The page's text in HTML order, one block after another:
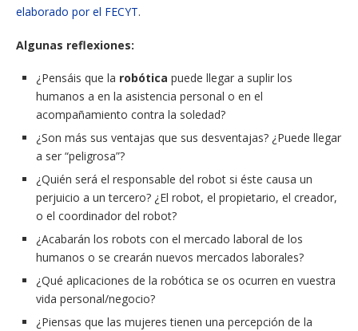
elaborado por el FECYT.
Algunas reflexiones:
¿Pensáis que la robótica puede llegar a suplir los
humanos a en la asistencia personal o en el
acompañamiento contra la soledad?
¿Son más sus ventajas que sus desventajas? ¿Puede llegar
a ser “peligrosa”?
¿Quién será el responsable del robot si éste causa un
perjuicio a un tercero? ¿El robot, el propietario, el creador,
o el coordinador del robot?
¿Acabarán los robots con el mercado laboral de los
humanos o se crearán nuevos mercados laborales?
¿Qué aplicaciones de la robótica se os ocurren en vuestra
vida personal/negocio?
¿Piensas que las mujeres tienen una percepción de la